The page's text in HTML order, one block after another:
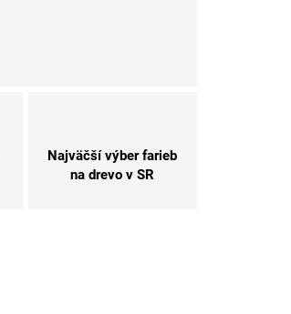
Najväčší výber farieb
na drevo v SR